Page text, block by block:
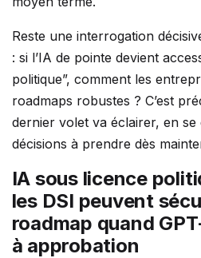
Reste une interrogation
: si l’IA de pointe devient
politique”, comment les
roadmaps robustes ? C’est
dernier volet va éclairer, en
décisions à prendre dès
IA sous licence
les DSI peuvent
roadmap quand
à approbation